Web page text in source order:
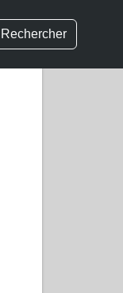
Rechercher